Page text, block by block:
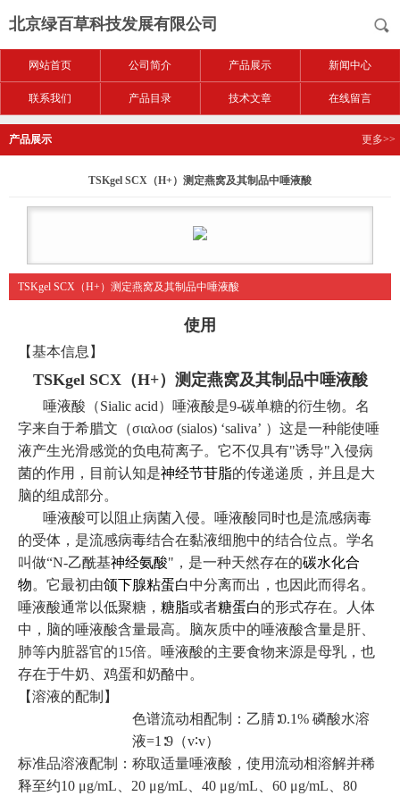
北京绿百草科技发展有限公司
网站首页 公司简介 产品展示 新闻中心
联系我们 产品目录 技术文章 在线留言
产品展示 更多>>
TSKgel SCX（H+）测定燕窝及其制品中唾液酸
TSKgel SCX（H+）测定燕窝及其制品中唾液酸
使用
【基本信息】
TSKgel SCX （H+）测定燕窝及其制品中唾液酸
唾液酸（Sialic acid）唾液酸是9-碳单糖的衍生物。名
字来自于希腊文（σιαλοσ (sialos) ‘saliva’ ）这是一种能使唾
液产生光滑感觉的负电荷离子。它不仅具有"诱导" 入侵病
菌的作用，目前认知是神经节苷脂的传递递质，并且是大
脑的组成部分。
唾液酸可以阻止病菌入侵。唾液酸同时也是流感病毒
的受体，是流感病毒结合在黏液细胞中的结合位点。学名
叫做“N-乙酰基神经氨酸" ，是一种天然存在的碳水化合
物。它最初由颌下腺粘蛋白中分离而出，也因此而得名。
唾液酸通常以低聚糖， 糖脂或者糖蛋白的形式存在。人体
中，脑的唾液酸含量最高。脑灰质中的唾液酸含量是肝、
肺等内脏器官的15倍。唾液酸的主要食物来源是母乳，也
存在于牛奶、鸡蛋和奶酪中。
【溶液的配制】
色谱流动相配制：乙腈∶0.1% 磷酸水溶
液=1 ∶9 （v∶v）
标准品溶液配制：称取适量唾液酸，使用流动相溶解并稀
释至约10 μg/mL 20 μg/mL 40 μg/mL 60 μg/mL
80